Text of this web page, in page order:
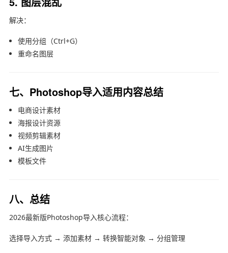
解决：
使用分组（Ctrl+G）
重命名图层
七、Photoshop导入适用内容总结
电商设计素材
海报设计资源
视频剪辑素材
AI生成图片
模板文件
八、总结
2026最新版Photoshop导入核心流程：
选择导入方式 → 添加素材 → 转换智能对象 → 分组管理